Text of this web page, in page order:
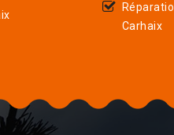
Carhaix